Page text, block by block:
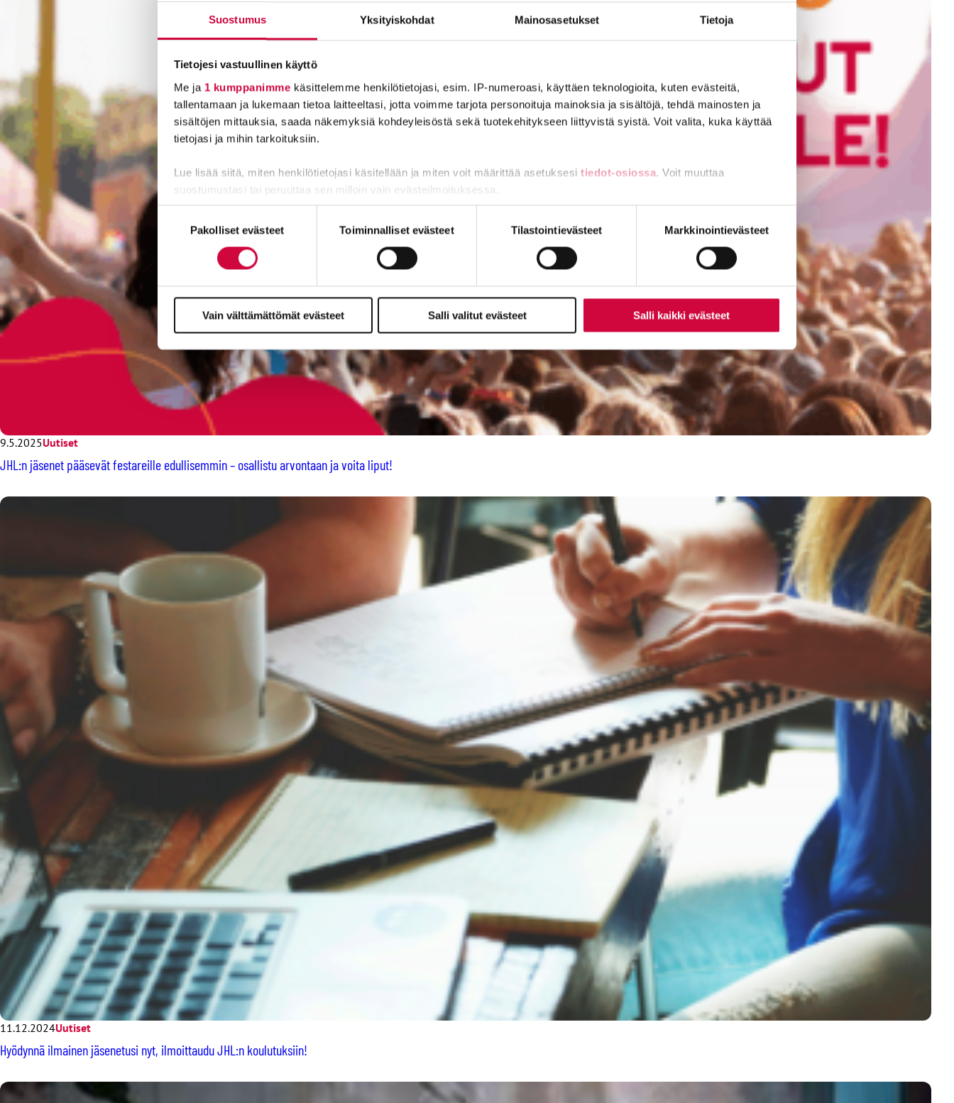
Suostumus Yksityiskohdat Mainosasetukset Tietoja
Tietojesi vastuullinen käyttö
Me ja 1 kumppanimme käsittelemme henkilötietojasi, esim. IP-numeroasi, käyttäen teknologioita, kuten evästeitä,
tallentamaan ja lukemaan tietoa laitteeltasi, jotta voimme tarjota personoituja mainoksia ja sisältöjä, tehdä mainosten ja
sisältöjen mittauksia, saada näkemyksiä kohdeyleisöstä sekä tuotekehitykseen liittyvistä syistä. Voit valita, kuka käyttää
tietojasi ja mihin tarkoituksiin.
Lue lisää siitä, miten henkilötietojasi käsitellään ja miten voit määrittää asetuksesi tiedot-osiossa. Voit muuttaa
suostumustasi tai peruuttaa sen milloin vain evästeilmoituksessa.
Evästeistä osa on välttämättömiä, osa sivuston toimintaa parantavia, ja osaa käytetään tilastointi- tai
Pakolliset evästeet Toiminnalliset evästeet Tilastointievästeet Markkinointievästeet
Vain välttämättömät evästeet Salli valitut evästeet Salli kaikki evästeet
9.5.2025Uutiset
JHL:n jäsenet pääsevät festareille edullisemmin – osallistu arvontaan ja voita liput!
11.12.2024Uutiset
Hyödynnä ilmainen jäsenetusi nyt, ilmoittaudu JHL:n koulutuksiin!